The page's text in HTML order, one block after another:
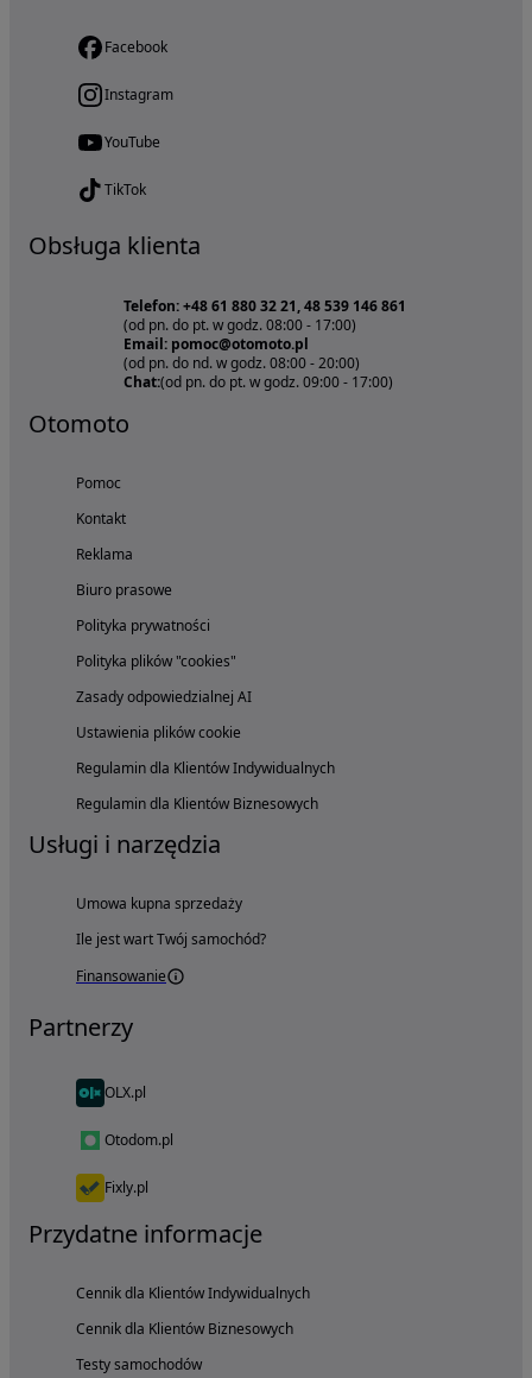
Facebook
Instagram
YouTube
TikTok
Obsługa klienta
Telefon: +48 61 880 32 21, 48 539 146 861
(od pn. do pt. w godz. 08:00 - 17:00)
Email: pomoc@otomoto.pl
(od pn. do nd. w godz. 08:00 - 20:00)
Chat:(od pn. do pt. w godz. 09:00 - 17:00)
Otomoto
Pomoc
Kontakt
Reklama
Biuro prasowe
Polityka prywatności
Polityka plików "cookies"
Zasady odpowiedzialnej AI
Ustawienia plików cookie
Regulamin dla Klientów Indywidualnych
Regulamin dla Klientów Biznesowych
Usługi i narzędzia
Umowa kupna sprzedaży
Ile jest wart Twój samochód?
Finansowanie
Partnerzy
OLX.pl
Otodom.pl
Fixly.pl
Przydatne informacje
Cennik dla Klientów Indywidualnych
Cennik dla Klientów Biznesowych
Testy samochodów